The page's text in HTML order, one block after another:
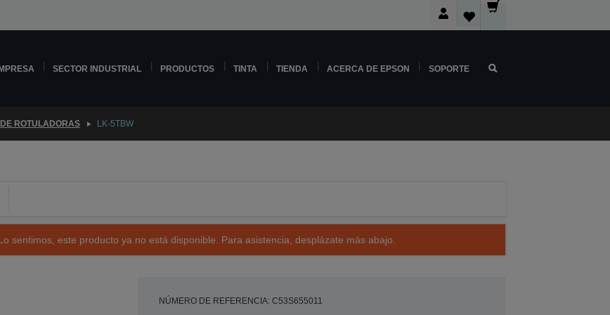
SECTOR INDUSTRIAL PRODUCTOS TINTA TIENDA ACERCA DE EPSON SOPORTE
ROTULADORAS LK-5TBW
sentimos, este producto ya no está disponible. Para asistencia, desplázate más abajo.
NÚMERO DE REFERENCIA: C53S655011